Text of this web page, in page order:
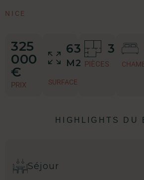
NICE
325
000
€
PRIX
3
PIÈCES
63
M2
SURFACE
HIGHLIGHTS DU
Séjour